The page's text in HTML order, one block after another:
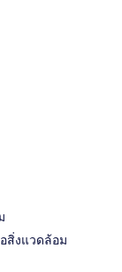
สิ่งแวดล้อม